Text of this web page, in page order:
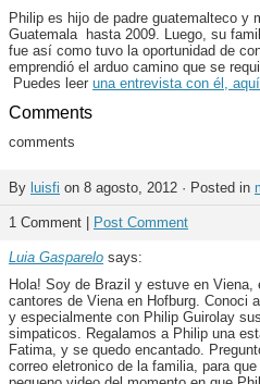
Philip es hijo de padre guatemalteco y
Guatemala hasta 2009. Luego, su
fue así como tuvo la oportunidad de
emprendió el arduo camino que se
Puedes leer una entrevista con él, aquí
Comments
comments
By luisfi on 8 agosto, 2012 · Posted in
1 Comment | Post Comment
Luia Gasparelo says:
Hola! Soy de Brazil y estuve en Viena,
cantores de Viena en Hofburg. Conoci
y especialmente con Philip Guirolay
simpaticos. Regalamos a Philip una
Fatima, y se quedo encantado.
correo eletronico de la familia, para